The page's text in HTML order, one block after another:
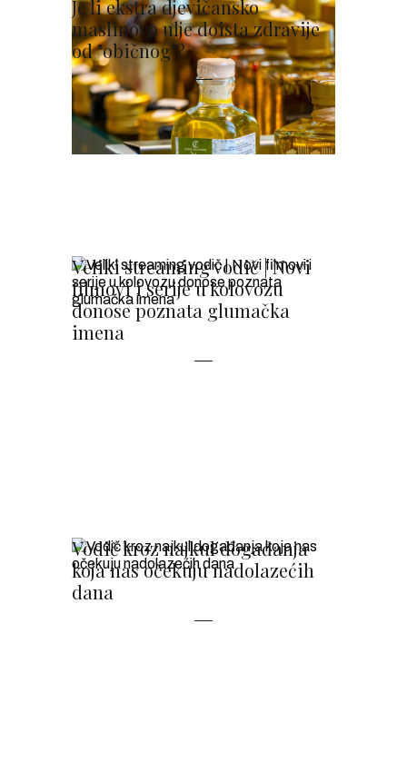
Je li ekstra djevičansko
maslinovo ulje doista zdravije
od "običnog"?
Veliki streaming vodič | Novi
filmovi i serije u kolovozu
donose poznata glumačka
imena
Vodič kroz najkul događanja
koja nas očekuju nadolazećih
dana